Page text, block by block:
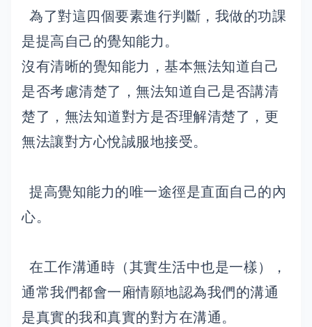
為了對這四個要素進行判斷，我做的功課
是提高自己的覺知能力。
沒有清晰的覺知能力，基本無法知道自己
是否考慮清楚了，無法知道自己是否講清
楚了，無法知道對方是否理解清楚了，更
無法讓對方心悅誠服地接受。
提高覺知能力的唯一途徑是直面自己的內
心。
在工作溝通時（其實生活中也是一樣），
通常我們都會一廂情願地認為我們的溝通
是真實的我和真實的對方在溝通。